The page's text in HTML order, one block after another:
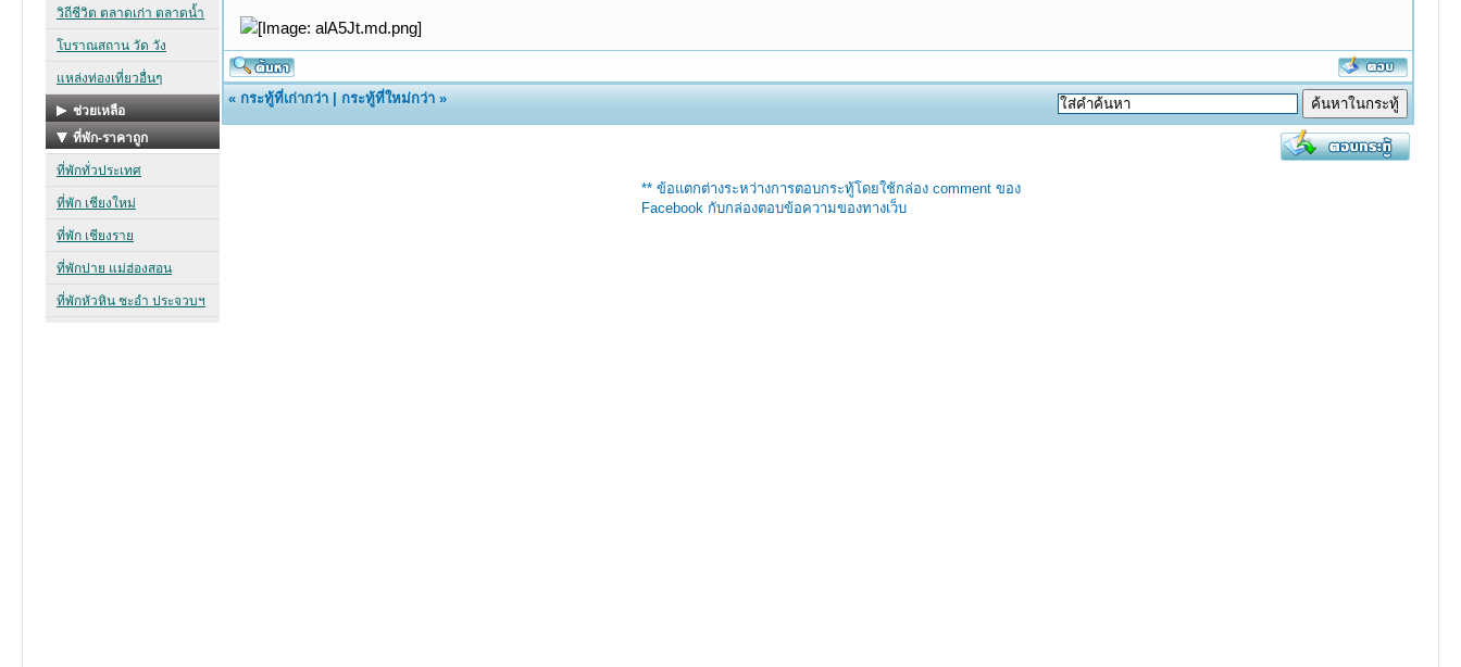
«กระทู้ที่เก่ากว่า |กระทู้ที่ใหม่กว่า »
** ข้อแตกต่างระหว่างการตอบกระทู้โดยใช้กล่อง comment ของ
Facebook กับกล่องตอบข้อความของทางเว็บ